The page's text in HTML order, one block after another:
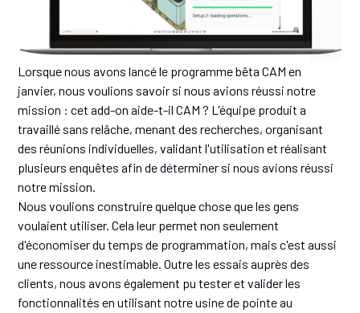
Lorsque nous avons lancé le programme bêta CAM en
janvier, nous voulions savoir si nous avions réussi notre
mission : cet add-on aide-t-il CAM ? L'équipe produit a
travaillé sans relâche, menant des recherches, organisant
des réunions individuelles, validant l'utilisation et réalisant
plusieurs enquêtes afin de déterminer si nous avions réussi
notre mission.
Nous voulions construire quelque chose que les gens
voulaient utiliser. Cela leur permet non seulement
d'économiser du temps de programmation, mais c'est aussi
une ressource inestimable. Outre les essais auprès des
clients, nous avons également pu tester et valider les
fonctionnalités en utilisant notre usine de pointe au